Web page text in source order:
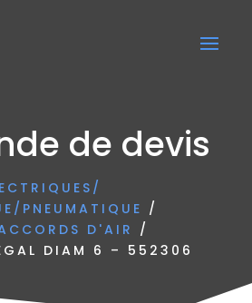
de devis
PNEUMATIQUE /
D'AIR /
DIAM 6 – 552306